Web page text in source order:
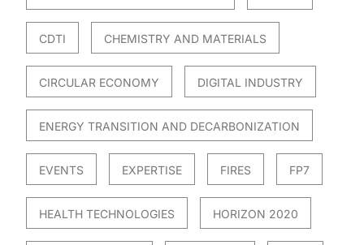
CDTI CHEMISTRY AND MATERIALS
CIRCULAR ECONOMY DIGITAL INDUSTRY
ENERGY TRANSITION AND DECARBONIZATION
EVENTS EXPERTISE FIRES FP7
HEALTH TECHNOLOGIES HORIZON 2020